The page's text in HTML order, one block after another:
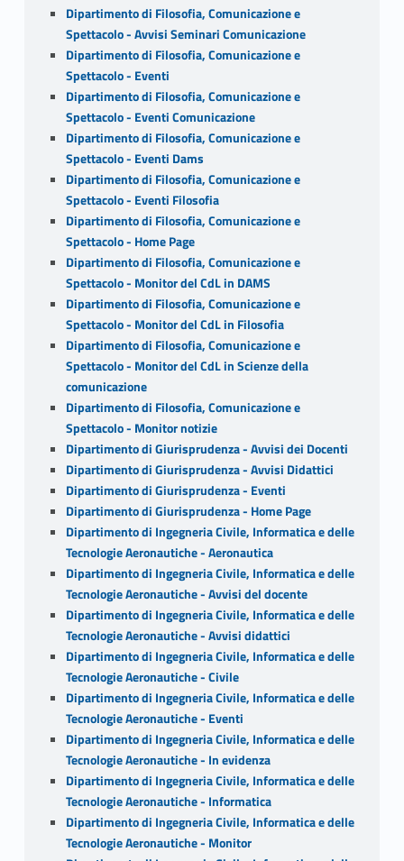
Dipartimento di Filosofia, Comunicazione e
Spettacolo - Avvisi Seminari Comunicazione
Dipartimento di Filosofia, Comunicazione e
Spettacolo - Eventi
Dipartimento di Filosofia, Comunicazione e
Spettacolo - Eventi Comunicazione
Dipartimento di Filosofia, Comunicazione e
Spettacolo - Eventi Dams
Dipartimento di Filosofia, Comunicazione e
Spettacolo - Eventi Filosofia
Dipartimento di Filosofia, Comunicazione e
Spettacolo - Home Page
Dipartimento di Filosofia, Comunicazione e
Spettacolo - Monitor del CdL in DAMS
Dipartimento di Filosofia, Comunicazione e
Spettacolo - Monitor del CdL in Filosofia
Dipartimento di Filosofia, Comunicazione e
Spettacolo - Monitor del CdL in Scienze della
comunicazione
Dipartimento di Filosofia, Comunicazione e
Spettacolo - Monitor notizie
Dipartimento di Giurisprudenza - Avvisi dei Docenti
Dipartimento di Giurisprudenza - Avvisi Didattici
Dipartimento di Giurisprudenza - Eventi
Dipartimento di Giurisprudenza - Home Page
Dipartimento di Ingegneria Civile, Informatica e delle
Tecnologie Aeronautiche - Aeronautica
Dipartimento di Ingegneria Civile, Informatica e delle
Tecnologie Aeronautiche - Avvisi del docente
Dipartimento di Ingegneria Civile, Informatica e delle
Tecnologie Aeronautiche - Avvisi didattici
Dipartimento di Ingegneria Civile, Informatica e delle
Tecnologie Aeronautiche - Civile
Dipartimento di Ingegneria Civile, Informatica e delle
Tecnologie Aeronautiche - Eventi
Dipartimento di Ingegneria Civile, Informatica e delle
Tecnologie Aeronautiche - In evidenza
Dipartimento di Ingegneria Civile, Informatica e delle
Tecnologie Aeronautiche - Informatica
Dipartimento di Ingegneria Civile, Informatica e delle
Tecnologie Aeronautiche - Monitor